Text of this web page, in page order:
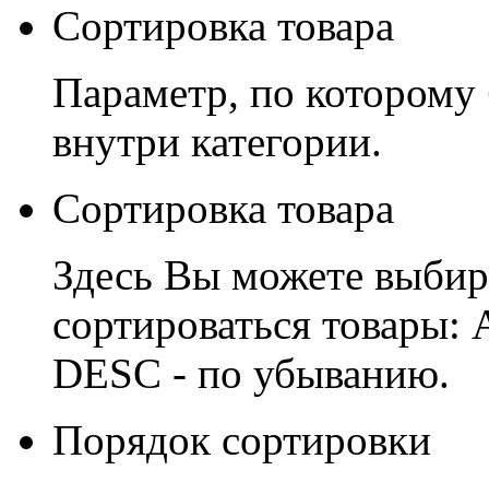
Сортировка товара
Параметр, по которому
внутри категории.
Сортировка товара
Здесь Вы можете
сортироваться
DESC - по убыванию.
Порядок сортировки